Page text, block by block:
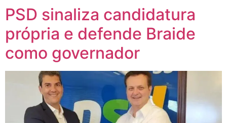
PSD sinaliza candidatura
própria e defende Braide
como governador